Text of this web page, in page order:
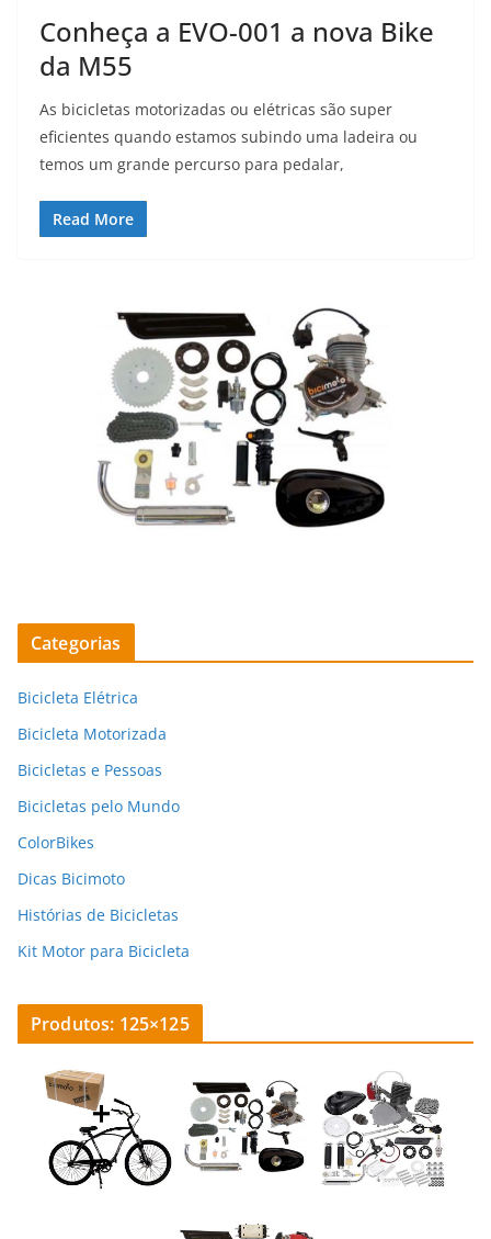
Conheça a EVO-001 a nova Bike
da M55
As bicicletas motorizadas ou elétricas são super
eficientes quando estamos subindo uma ladeira ou
temos um grande percurso para pedalar,
Read More
Categorias
Bicicleta Elétrica
Bicicleta Motorizada
Bicicletas e Pessoas
Bicicletas pelo Mundo
ColorBikes
Dicas Bicimoto
Histórias de Bicicletas
Kit Motor para Bicicleta
Produtos: 125×125